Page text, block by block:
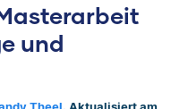
und